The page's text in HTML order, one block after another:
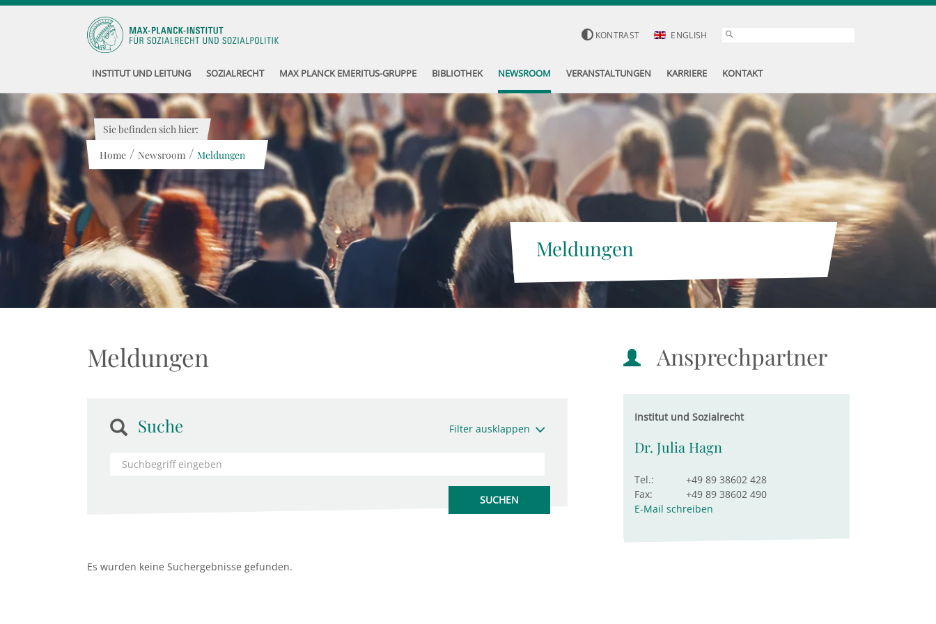
KONTRAST ENGLISH
INSTITUT UND LEITUNG SOZIALRECHT MAX PLANCK EMERITUS-GRUPPE BIBLIOTHEK NEWSROOM VERANSTALTUNGEN KARRIERE KONTAKT
Meldungen
Sie befinden sich hier:
Home / Newsroom / Meldungen
Meldungen
Suche Filter ausklappen
Es wurden keine Suchergebnisse gefunden.
Ansprechpartner
Institut und Sozialrecht
Dr. Julia Hagn
Tel.:
+49 89 38602 428
Fax:
+49 89 38602 490
E-Mail schreiben